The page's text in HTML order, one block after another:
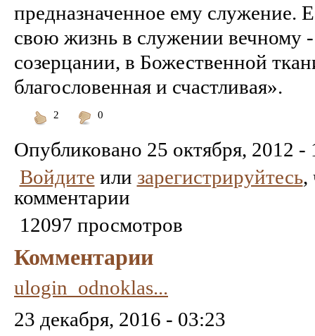
предназначенное ему служение.
свою жизнь в служении вечному
созерцании, в Божественной
благословенная и счастливая».
2
0
Опубликовано 25 октября, 2012 -
Войдите или зарегистрируйтесь,
комментарии
12097 просмотров
Комментарии
ulogin_odnoklas...
23 декабря, 2016 - 03:23